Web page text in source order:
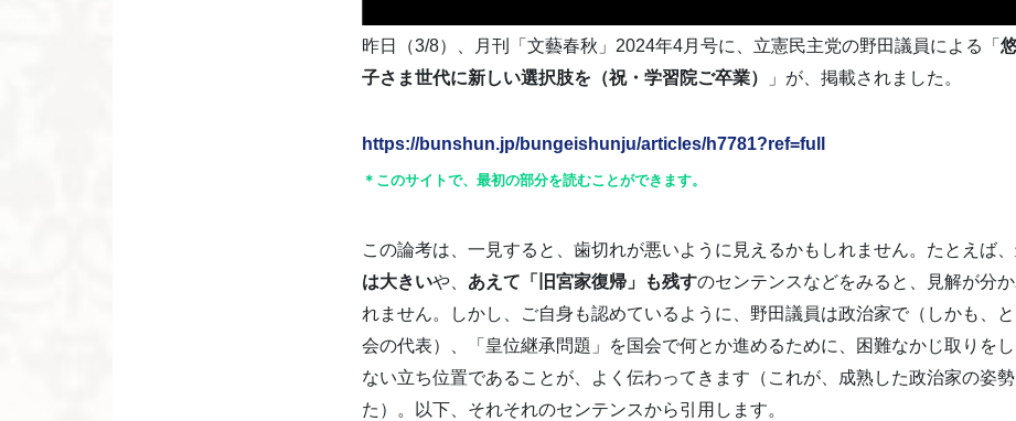
昨日（3/8）、月刊「文藝春秋」2024年4月号に、立憲民主党の野田議員による「
子さま世代に新しい選択肢を（祝・学習院ご卒業）
」が、掲載されました。
https://bunshun.jp/bungeishunju/articles/h7781?ref=full
＊このサイトで、最初の部分を読むことができます。
この論考は、一見すると、歯切れが悪いように見えるかもしれません。たとえば、
は大きいや、 あえて「旧宮家復帰」も残すのセンテンスなどをみると、見解が分
れません。しかし、ご自身も認めているように、野田議員は政治家で（しかも、
会の代表）、「皇位継承問題」を国会で何とか進めるために、困難なかじ取りを
ない立ち位置であることが、よく伝わってきます（これが、成熟した政治家の姿
た）。以下、それそれのセンテンスから引用します。